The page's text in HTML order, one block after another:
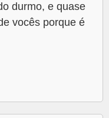
durmo, e quase
vocês porque é